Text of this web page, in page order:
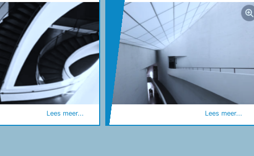
Lees meer... Lees meer...